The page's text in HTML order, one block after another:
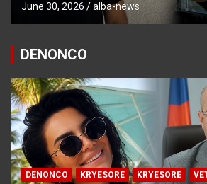
June 30, 2026 alba-news
DENONCO
DENONCO KRYESORE KRYESORE